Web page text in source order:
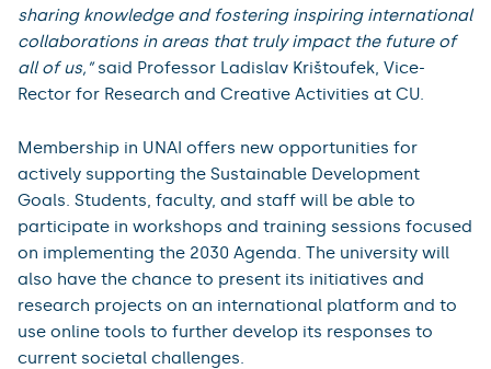
sharing knowledge and fostering inspiring international
collaborations in areas that truly impact the future of
all of us,”said Professor Ladislav Krištoufek, Vice-
Rector for Research and Creative Activities at CU.
Membership in UNAI offers new opportunities for
actively supporting the Sustainable Development
Goals. Students, faculty, and staff will be able to
participate in workshops and training sessions focused
on implementing the 2030 Agenda. The university will
also have the chance to present its initiatives and
research projects on an international platform and to
use online tools to further develop its responses to
current societal challenges.